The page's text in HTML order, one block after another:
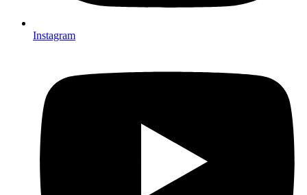
Instagram